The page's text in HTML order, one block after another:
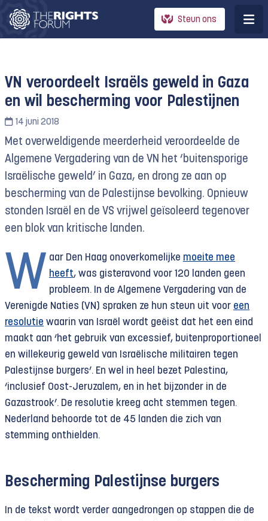
Steun ons
VN veroordeelt Israëls geweld in Gaza
en wil bescherming voor Palestijnen
14 juni 2018
Met overweldigende meerderheid veroordeelde de
Algemene Vergadering van de VN het ‘buitensporige
Israëlische geweld’ in Gaza, en drong ze aan op
bescherming van de Palestijnse bevolking. Opnieuw
stonden Israël en de VS vrijwel geïsoleerd tegenover
een blok van kritische landen.
W aar Den Haag onoverkomelijke moeite mee
heeft, was gisteravond voor 120 landen geen
probleem. In de Algemene Vergadering van de
Verenigde Naties (VN) spraken ze hun steun uit voor een
resolutie waarin van Israël wordt geëist dat het een eind
maakt aan ‘het gebruik van excessief, buitenproportioneel
en willekeurig geweld van Israëlische militairen tegen
Palestijnse burgers’. En wel in heel bezet Palestina,
‘inclusief Oost-Jeruzalem, en in het bijzonder in de
Gazastrook’. De resolutie kreeg acht stemmen tegen.
Nederland behoorde tot de 45 landen die zich van
stemming onthielden.
Bescherming Palestijnse burgers
In de tekst wordt verder aangedrongen op stappen die de